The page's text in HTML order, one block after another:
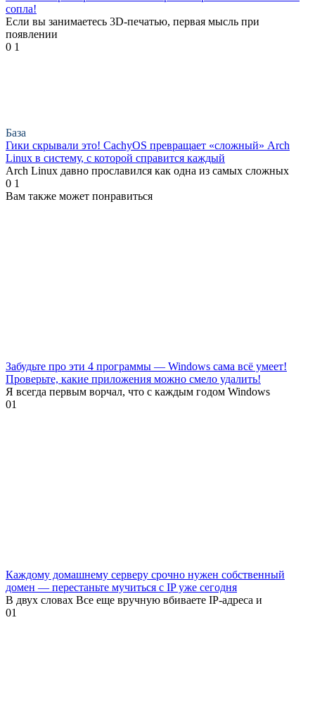
сопла!
Если вы занимаетесь 3D-печатью, первая мысль при
появлении
0 1
База
Гики скрывали это! CachyOS превращает «сложный» Arch
Linux в систему, с которой справится каждый
Arch Linux давно прославился как одна из самых сложных
0 1
Вам также может понравиться
Забудьте про эти 4 программы — Windows сама всё умеет!
Проверьте, какие приложения можно смело удалить!
Я всегда первым ворчал, что с каждым годом Windows
01
Каждому домашнему серверу срочно нужен собственный
домен — перестаньте мучиться с IP уже сегодня
В двух словах Все еще вручную вбиваете IP-адреса и
01